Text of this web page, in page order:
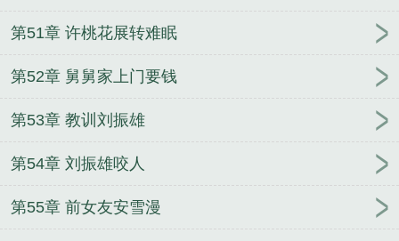
第51章 许桃花展转难眠
第52章 舅舅家上门要钱
第53章 教训刘振雄
第54章 刘振雄咬人
第55章 前女友安雪漫